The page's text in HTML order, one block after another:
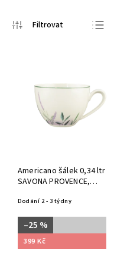
Americano šálek 0,34 ltr
SAVONA PROVENCE,
Dodání 2 - 3 týdny
–25 %
399 Kč